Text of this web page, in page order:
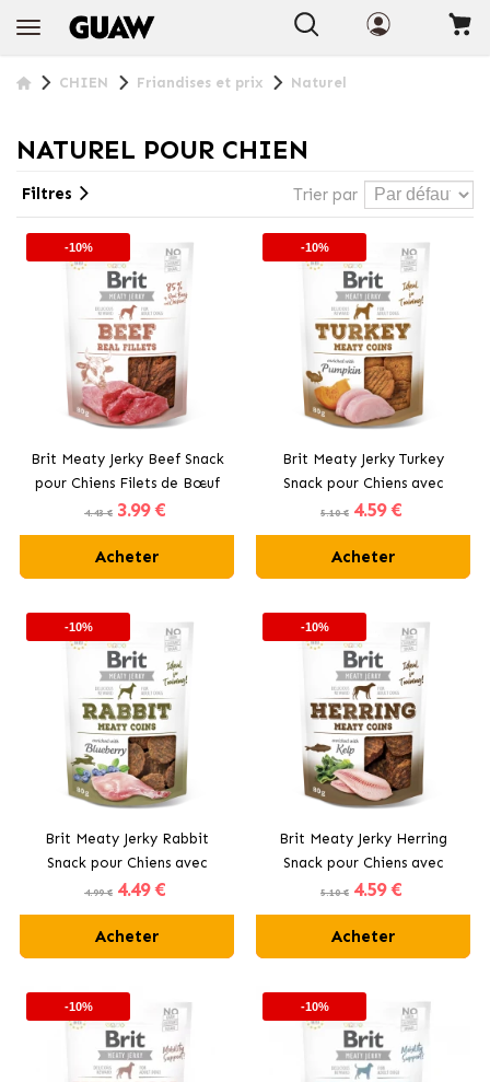
CHIEN Friandises et prix Naturel
NATUREL POUR CHIEN
Trier par
Filtres
-10%
Brit Meaty Jerky Beef Snack
pour Chiens Filets de Bœuf
4.43 € 3.99 €
Acheter
-10%
Brit Meaty Jerky Turkey
Snack pour Chiens avec
Dinde
5.10 € 4.59 €
Acheter
-10%
Brit Meaty Jerky Rabbit
Snack pour Chiens avec
Lapin
4.99 € 4.49 €
Acheter
-10%
Brit Meaty Jerky Herring
Snack pour Chiens avec
Hareng
5.10 € 4.59 €
Acheter
-10% -10%